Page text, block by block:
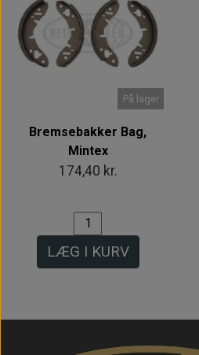
På lager
Bremsebakker Bag,
Mintex
174,40 kr.
LÆG I KURV